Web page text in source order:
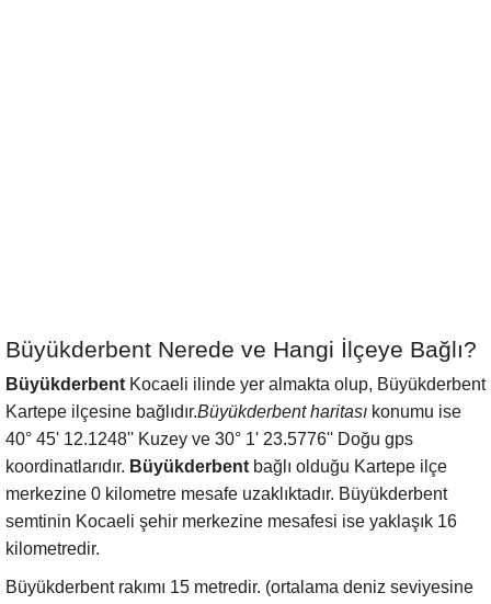
Büyükderbent Nerede ve Hangi İlçeye Bağlı?
Büyükderbent Kocaeli ilinde yer almakta olup, Büyükderbent
Kartepe ilçesine bağlıdır.Büyükderbent haritası konumu ise
40° 45' 12.1248'' Kuzey ve 30° 1' 23.5776'' Doğu gps
koordinatlarıdır. Büyükderbent bağlı olduğu Kartepe ilçe
merkezine 0 kilometre mesafe uzaklıktadır. Büyükderbent
semtinin Kocaeli şehir merkezine mesafesi ise yaklaşık 16
kilometredir.
Büyükderbent rakımı 15 metredir. (ortalama deniz seviyesine